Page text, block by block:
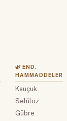
🌿 END.
HAMMADDELER
Kauçuk
Selüloz
Gübre